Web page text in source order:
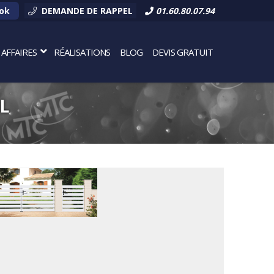
DEMANDE DE RAPPEL 01.60.80.07.94
RÉALISATIONS BLOG DEVIS GRATUIT